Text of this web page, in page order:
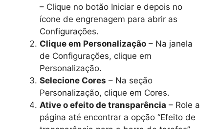
– Clique no botão Iniciar e depois no
ícone de engrenagem para abrir as
Configurações.
Clique em Personalização – Na janela
de Configurações, clique em
Personalização.
Selecione Cores – Na seção
Personalização, clique em Cores.
Ative o efeito de transparência – Role a
página até encontrar a opção “Efeito de